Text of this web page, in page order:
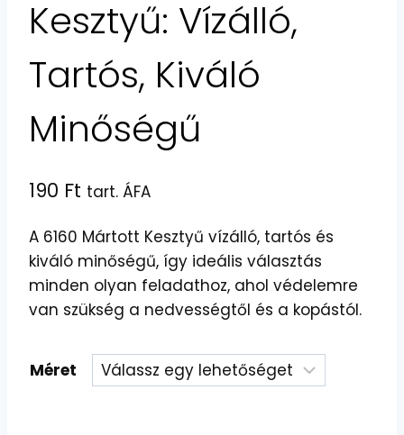
Kesztyű: Vízálló,
Tartós, Kiváló
Minőségű
190 Ft tart. ÁFA
A 6160 Mártott Kesztyű vízálló, tartós és
kiváló minőségű, így ideális választás
minden olyan feladathoz, ahol védelemre
van szükség a nedvességtől és a kopástól.
Méret